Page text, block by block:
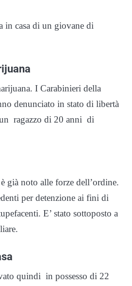
in casa di un giovane di
I Carabinieri della
denunciato in stato di libertà
ragazzo di 20 anni di
già noto alle forze dell’ordine.
per detenzione ai fini di
E’ stato sottoposto a
quindi in possesso di 22